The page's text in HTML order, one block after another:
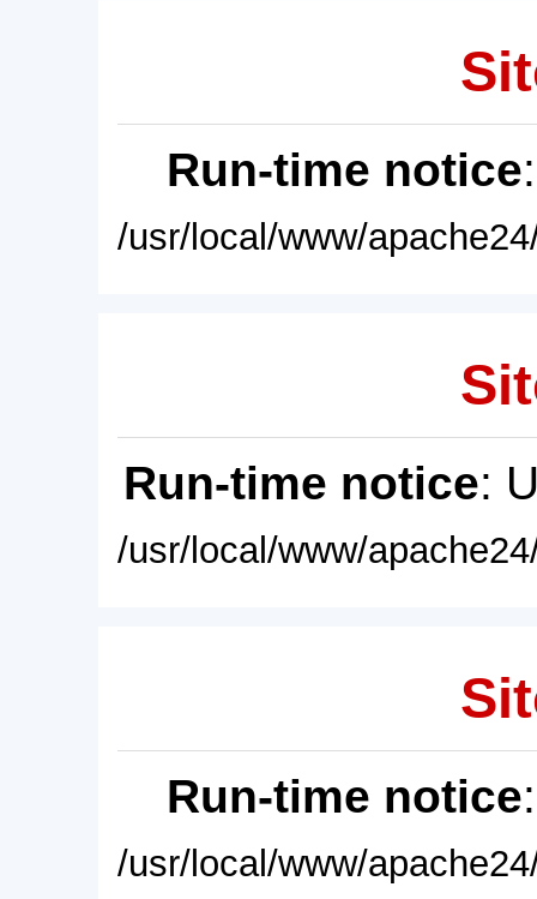
Run-time notice
/usr/local/www/
Run-time notice:
/usr/local/www/
Run-time notice
/usr/local/www/